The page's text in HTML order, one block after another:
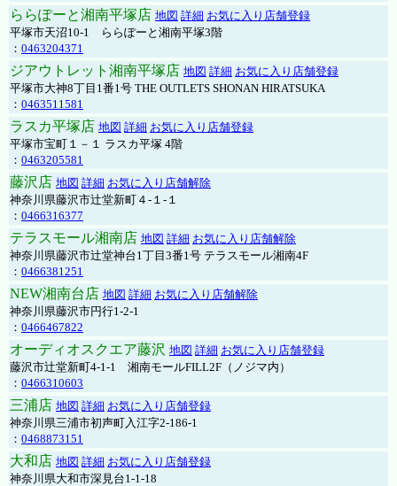
ららぽーと湘南平塚店 地図 詳細 お気に入り店舗登録
平塚市天沼10-1 ららぽーと湘南平塚3階
： 0463204371
ジアウトレット湘南平塚店 地図 詳細 お気に入り店舗登録
平塚市大神8丁目1番1号 THE OUTLETS SHONAN HIRATSUKA
： 0463511581
ラスカ平塚店 地図 詳細 お気に入り店舗登録
平塚市宝町１－１ ラスカ平塚 4階
： 0463205581
藤沢店 地図 詳細 お気に入り店舗解除
神奈川県藤沢市辻堂新町４-１-１
： 0466316377
テラスモール湘南店 地図 詳細 お気に入り店舗解除
神奈川県藤沢市辻堂神台1丁目3番1号 テラスモール湘南4F
： 0466381251
NEW湘南台店 地図 詳細 お気に入り店舗解除
神奈川県藤沢市円行1-2-1
： 0466467822
オーディオスクエア藤沢 地図 詳細 お気に入り店舗登録
藤沢市辻堂新町4-1-1 湘南モールFILL2F（ノジマ内）
： 0466310603
三浦店 地図 詳細 お気に入り店舗登録
神奈川県三浦市初声町入江字2-186-1
： 0468873151
大和店 地図 詳細 お気に入り店舗登録
神奈川県大和市深見台1-1-18